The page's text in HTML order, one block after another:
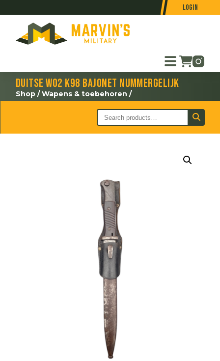
Login
Duitse WO2 K98 bajonet nummergelijk
Shop /Wapens & toebehoren /